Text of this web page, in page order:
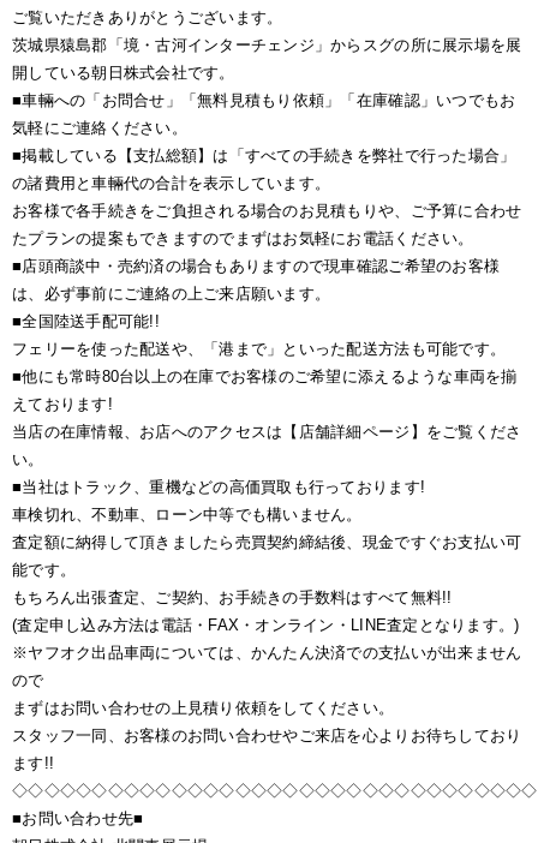
ご覧いただきありがとうございます。
茨城県猿島郡「境・古河インターチェンジ」からスグの所に展示場を展
開している朝日株式会社です。
■車輛への「お問合せ」「無料見積もり依頼」「在庫確認」いつでもお
気軽にご連絡ください。
■掲載している【支払総額】は「すべての手続きを弊社で行った場合」
の諸費用と車輛代の合計を表示しています。
お客様で各手続きをご負担される場合のお見積もりや、ご予算に合わせ
たプランの提案もできますのでまずはお気軽にお電話ください。
■店頭商談中・売約済の場合もありますので現車確認ご希望のお客様
は、必ず事前にご連絡の上ご来店願います。
■全国陸送手配可能!!
フェリーを使った配送や、「港まで」といった配送方法も可能です。
■他にも常時80台以上の在庫でお客様のご希望に添えるような車両を揃
えております!
当店の在庫情報、お店へのアクセスは【店舗詳細ページ】をご覧くださ
い。
■当社はトラック、重機などの高価買取も行っております!
車検切れ、不動車、ローン中等でも構いません。
査定額に納得して頂きましたら売買契約締結後、現金ですぐお支払い可
能です。
もちろん出張査定、ご契約、お手続きの手数料はすべて無料!!
(査定申し込み方法は電話・FAX・オンライン・LINE査定となります。)
※ヤフオク出品車両については、かんたん決済での支払いが出来ません
ので
まずはお問い合わせの上見積り依頼をしてください。
スタッフ一同、お客様のお問い合わせやご来店を心よりお待ちしており
ます!!
■お問い合わせ先■